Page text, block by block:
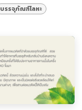
บรรจุภัณฑ์โลหะ